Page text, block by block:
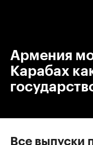
Армения
Карабах
Все выпуски